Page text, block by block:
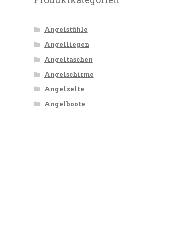
Angelstühle
Angelliegen
Angeltaschen
Angelschirme
Angelzelte
Angelboote